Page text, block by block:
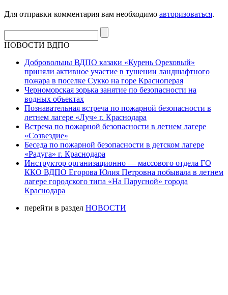
Для отправки комментария вам необходимо авторизоваться.
НОВОСТИ ВДПО
Добровольцы ВДПО казаки «Курень Ореховый»
приняли активное участие в тушении ландшафтного
пожара в поселке Сукко на горе Красноперая
Черноморская зорька занятие по безопасности на
водных объектах
Познавательная встреча по пожарной безопасности в
летнем лагере «Луч» г. Краснодара
Встреча по пожарной безопасности в летнем лагере
«Созвездие»
Беседа по пожарной безопасности в детском лагере
«Радуга» г. Краснодара
Инструктор организационно — массового отдела ГО
ККО ВДПО Егорова Юлия Петровна побывала в летнем
лагере городского типа «На Парусной» города
Краснодара
перейти в раздел НОВОСТИ